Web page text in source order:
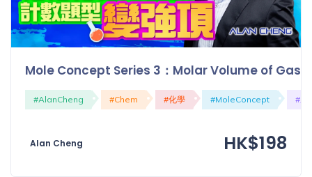
Mole Concept Series 3：Molar Volume of Gases
#AlanCheng #Chem #化學 #MoleConcept #犘
Alan Cheng HK$198